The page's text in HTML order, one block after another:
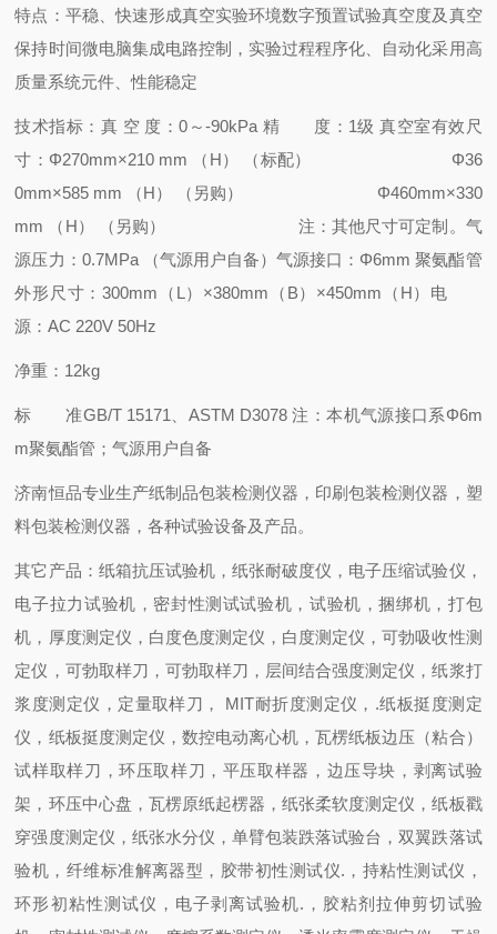
特点： 平稳、快速形成真空实验环境数字预置试验真空度及真空
保持时间微电脑集成电路控制，实验过程程序化、自动化采用高
质量系统元件、性能稳定
技术指标： 真 空 度：0～-90kPa 精 度：1级真空室有效尺
寸：Φ270mm×210 mm （H） （标配）
Φ36
0mm×585 mm （H） （另购）
Φ460mm×330
mm （H） （另购）
注：其他尺寸可定制。 气
源压力：0.7MPa （气源用户自备）气源接口：Φ6mm 聚氨酯管
外形尺寸：300mm（L）×380mm（B）×450mm（H） 电
源：AC 220V 50Hz
净重：12kg
标 准GB/T 15171、ASTM D3078 注：本机气源接口系Φ6m
m聚氨酯管；气源用户自备
济南恒品专业生产纸制品包装检测仪器，印刷包装检测仪器，塑
料包装检测仪器，各种试验设备及产品。
其它产品：纸箱抗压试验机，纸张耐破度仪，电子压缩试验仪，
电子拉力试验机，密封性测试试验机，试验机，捆绑机，打包
机，厚度测定仪，白度色度测定仪，白度测定仪，可勃吸收性测
定仪，可勃取样刀，可勃取样刀，层间结合强度测定仪，纸浆打
浆度测定仪，定量取样刀， MIT耐折度测定仪，.纸板挺度测定
仪，纸板挺度测定仪，数控电动离心机，瓦楞纸板边压（粘合）
试样取样刀，环压取样刀，平压取样器，边压导块，剥离试验
架，环压中心盘，瓦楞原纸起楞器，纸张柔软度测定仪，纸板戳
穿强度测定仪，纸张水分仪，单臂包装跌落试验台，双翼跌落试
验机，纤维标准解离器型，胶带初性测试仪.，持粘性测试仪，
环形初粘性测试仪，电子剥离试验机.，胶粘剂拉伸剪切试验